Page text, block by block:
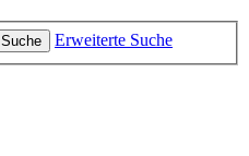
Suche
Erweiterte Suche